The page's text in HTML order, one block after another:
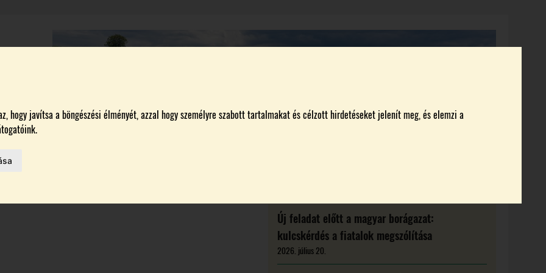
hogy javítsa a böngészési élményét, azzal hogy személyre szabott tartalmakat és célzott hirdetéseket jelenít meg, és elemzi a
BORÁSZATOK MAGYARORSZÁG LEGSZEBB SZŐLŐBIRTOKA 2026 KI KICSODA RENDEZVÉNYEK MAGAZIN
IDÉN
Új feladat előtt a magyar borágazat:
kulcskérdés a fiatalok megszólítása
2026. július 20.